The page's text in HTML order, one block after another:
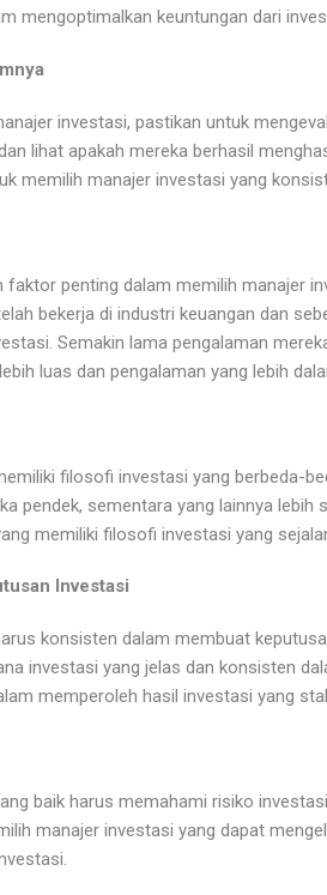
mengoptimalkan keuntungan dari
investasi, pastikan untuk
lihat apakah mereka berhasil
memilih manajer investasi yang
faktor penting dalam memilih manajer
bekerja di industri keuangan dan
Semakin lama pengalaman
luas dan pengalaman yang lebih
filosofi investasi yang berbeda-
pendek, sementara yang lainnya
memiliki filosofi investasi yang
Investasi
konsisten dalam membuat
investasi yang jelas dan konsisten
memperoleh hasil investasi yang
baik harus memahami risiko
manajer investasi yang dapat